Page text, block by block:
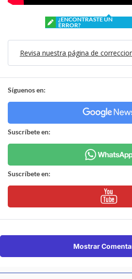
¿ENCONTRASTE UN
ERROR?
Revisa nuestra página de
Síguenos en:
Suscríbete en:
Suscríbete en:
Mostrar